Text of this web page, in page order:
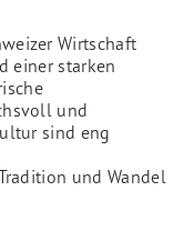
Wirtschaft
einer starken
und
sind eng
und Wandel